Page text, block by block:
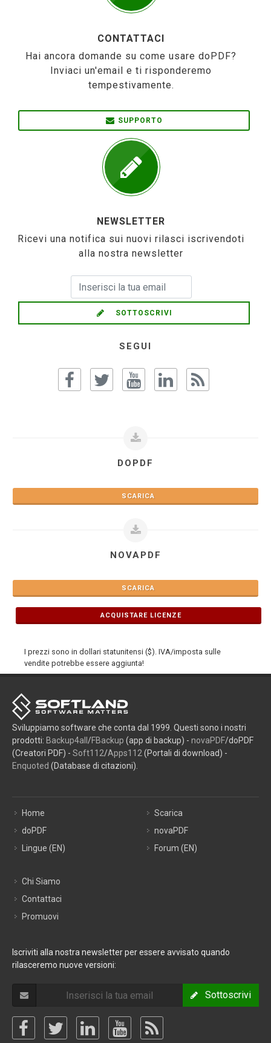
CONTATTACI
Hai ancora domande su come usare doPDF?
Inviaci un'email e ti risponderemo
tempestivamente.
SUPPORTO
NEWSLETTER
Ricevi una notifica sui nuovi rilasci iscrivendoti
alla nostra newsletter
SOTTOSCRIVI
SEGUI
DOPDF
SCARICA
NOVAPDF
SCARICA
ACQUISTARE LICENZE
I prezzi sono in dollari statunitensi ($). IVA/imposta sulle
vendite potrebbe essere aggiunta!
Sviluppiamo software che conta dal 1999. Questi sono i nostri
prodotti: Backup4all /FBackup (app di backup) - novaPDF/doPDF
(Creatori PDF) - Soft112/Apps112 (Portali di download) -
Enquoted (Database di citazioni).
Home
doPDF
Lingue (EN)
Scarica
novaPDF
Forum (EN)
Chi Siamo
Contattaci
Promuovi
Iscriviti alla nostra newsletter per essere avvisato quando
rilasceremo nuove versioni:
Sottoscrivi